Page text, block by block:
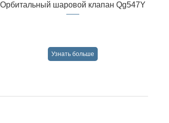
Орбитальный шаровой клапан Qg547Y
Узнать больше